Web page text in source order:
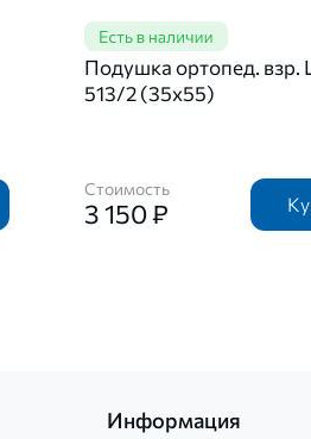
Подушка ортопед. взр.
513/2 (35х55)
Стоимость
3 150 ₽
Информация